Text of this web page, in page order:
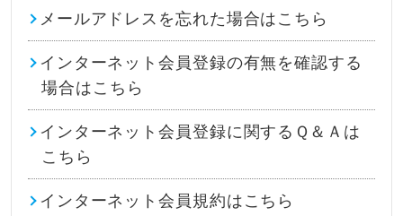
メールアドレスを忘れた場合はこちら
インターネット会員登録の有無を確認する
場合はこちら
インターネット会員登録に関するＱ＆Ａは
こちら
インターネット会員規約はこちら